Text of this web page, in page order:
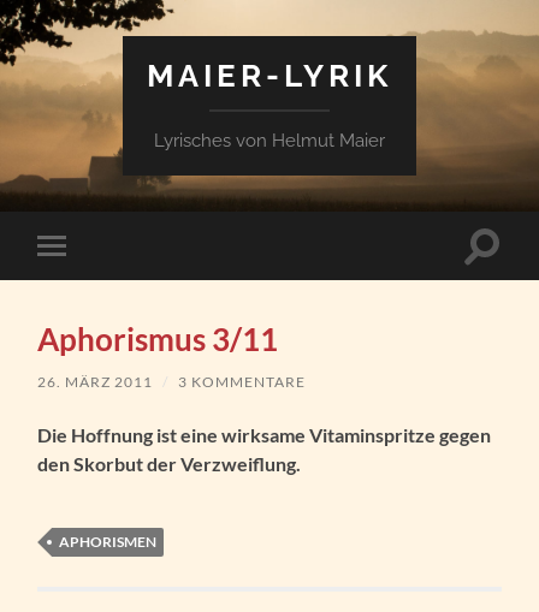
MAIER-LYRIK
Lyrisches von Helmut Maier
Mobile-
Menü
Aphorismus 3/11
26. MÄRZ 2011 / 3 KOMMENTARE
Die Hoffnung ist eine wirksame Vitaminspritze gegen
den Skorbut der Verzweiflung.
APHORISMEN